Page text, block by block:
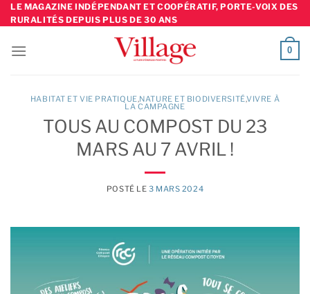
Skip
to
LE MAGAZINE INDÉPENDANT ET COOPÉRATIF, PORTE-VOIX DES
RURALITÉS DEPUIS PLUS DE 30 ANS
0
HABITAT ET VIE PRATIQUE,NATURE ET BIODIVERSITÉ,VIVRE À
LA CAMPAGNE
TOUS AU COMPOST DU 23
MARS AU 7 AVRIL !
POSTÉ LE 3 MARS 2024